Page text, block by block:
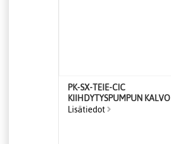
PK-SX-TEIE-CIC
KIIHDYTYSPUMPUN KALVO
Lisätiedot